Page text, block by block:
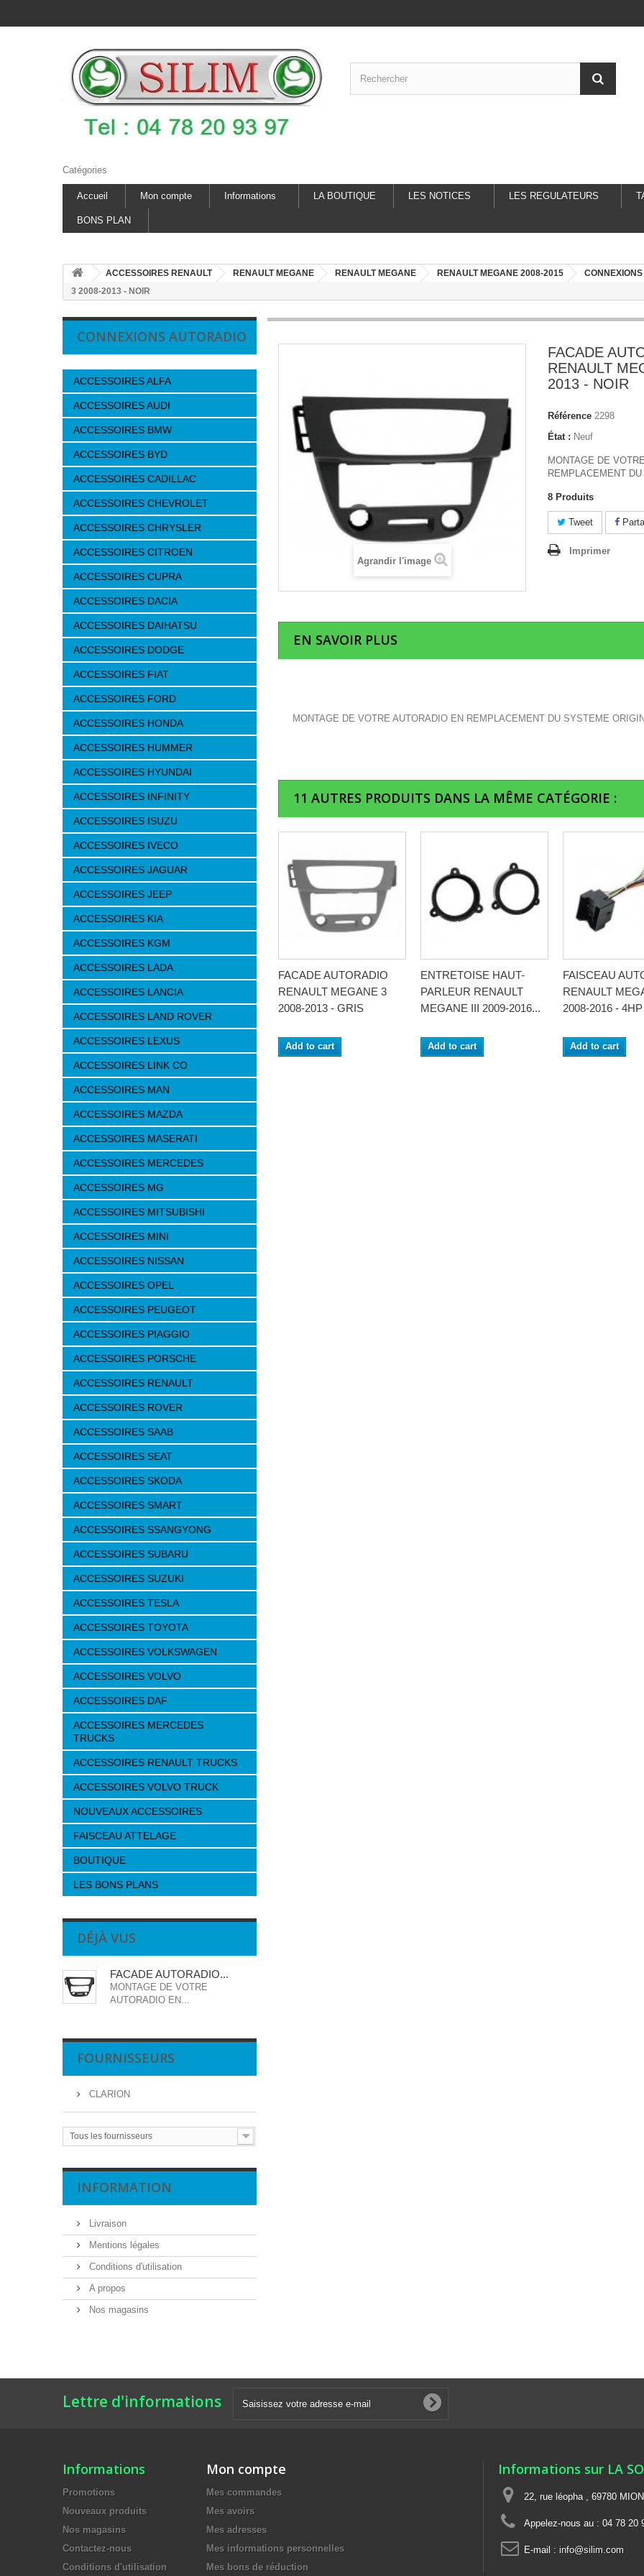
Catégories
Accueil Mon compte Informations LA BOUTIQUE LES NOTICES LES REGULATEURS
BONS PLAN
ACCESSOIRES RENAULT RENAULT MEGANE RENAULT MEGANE RENAULT MEGANE 2008-2015
3 2008-2013 - NOIR
CONNEXIONS AUTORADIO
ACCESSOIRES ALFA
ACCESSOIRES AUDI
ACCESSOIRES BMW
ACCESSOIRES BYD
ACCESSOIRES CADILLAC
ACCESSOIRES CHEVROLET
ACCESSOIRES CHRYSLER
ACCESSOIRES CITROEN
ACCESSOIRES CUPRA
ACCESSOIRES DACIA
ACCESSOIRES DAIHATSU
ACCESSOIRES DODGE
ACCESSOIRES FIAT
ACCESSOIRES FORD
ACCESSOIRES HONDA
ACCESSOIRES HUMMER
ACCESSOIRES HYUNDAI
ACCESSOIRES INFINITY
ACCESSOIRES ISUZU
ACCESSOIRES IVECO
ACCESSOIRES JAGUAR
ACCESSOIRES JEEP
ACCESSOIRES KIA
ACCESSOIRES KGM
ACCESSOIRES LADA
ACCESSOIRES LANCIA
ACCESSOIRES LAND ROVER
ACCESSOIRES LEXUS
ACCESSOIRES LINK CO
ACCESSOIRES MAN
ACCESSOIRES MAZDA
ACCESSOIRES MASERATI
ACCESSOIRES MERCEDES
ACCESSOIRES MG
ACCESSOIRES MITSUBISHI
ACCESSOIRES MINI
ACCESSOIRES NISSAN
ACCESSOIRES OPEL
ACCESSOIRES PEUGEOT
ACCESSOIRES PIAGGIO
ACCESSOIRES PORSCHE
ACCESSOIRES RENAULT
ACCESSOIRES ROVER
ACCESSOIRES SAAB
ACCESSOIRES SEAT
ACCESSOIRES SKODA
ACCESSOIRES SMART
ACCESSOIRES SSANGYONG
ACCESSOIRES SUBARU
ACCESSOIRES SUZUKI
ACCESSOIRES TESLA
ACCESSOIRES TOYOTA
ACCESSOIRES VOLKSWAGEN
ACCESSOIRES VOLVO
ACCESSOIRES DAF
ACCESSOIRES MERCEDES
TRUCKS
ACCESSOIRES RENAULT TRUCKS
ACCESSOIRES VOLVO TRUCK
NOUVEAUX ACCESSOIRES
FAISCEAU ATTELAGE
BOUTIQUE
LES BONS PLANS
DÉJÀ VUS
FACADE AUTORADIO...
MONTAGE DE VOTRE
AUTORADIO EN...
FOURNISSEURS
CLARION
Tous les fournisseurs
INFORMATION
Livraison
Mentions légales
Conditions d'utilisation
A propos
Nos magasins
Agrandir l'image
FACADE
RENAULT
2013 - NOIR
Référence 2298
État : Neuf
MONTAGE DE
REMPLACEMENT
8 Produits
Tweet
Imprimer
EN SAVOIR PLUS
MONTAGE DE VOTRE AUTORADIO EN REMPLACEMENT DU SYSTEME
11 AUTRES PRODUITS DANS LA MÊME CATÉGORIE :
FACADE AUTORADIO
RENAULT MEGANE 3
2008-2013 - GRIS
Add to cart
ENTRETOISE HAUT-
PARLEUR RENAULT
MEGANE III 2009-2016...
Add to cart
FAISCEAU
RENAULT
2008-2016 -
Add to cart
Lettre d'informations
Informations
Promotions
Nouveaux produits
Nos magasins
Contactez-nous
Conditions d'utilisation
Mon compte
Mes commandes
Mes avoirs
Mes adresses
Mes informations personnelles
Mes bons de réduction
Informations sur LA
22, rue léopha , 69780
Appelez-nous au : 04 78 20
E-mail : info@silim.com